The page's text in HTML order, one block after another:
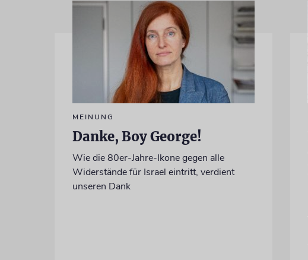
MEINUNG
Danke, Boy George!
Wie die 80er-Jahre-Ikone gegen alle
Widerstände für Israel eintritt, verdient
unseren Dank